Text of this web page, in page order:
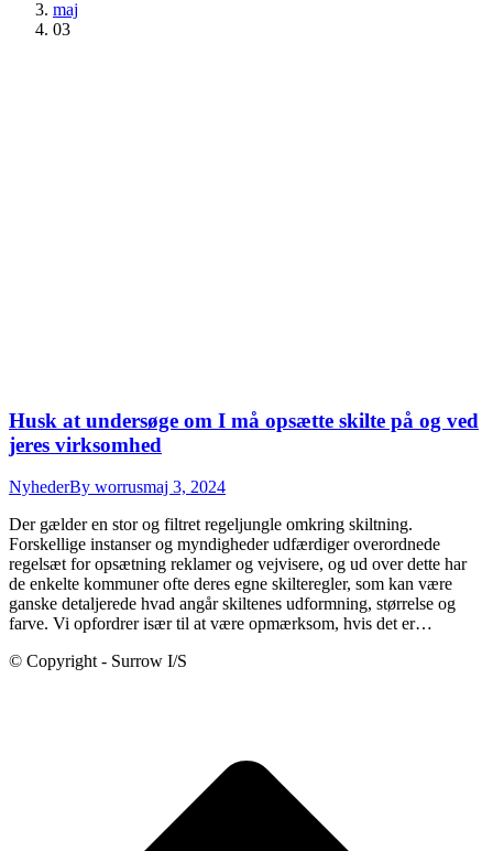
maj
03
Husk at undersøge om I må opsætte skilte på og ved
jeres virksomhed
NyhederBy worrusmaj 3, 2024
Der gælder en stor og filtret regeljungle omkring skiltning.
Forskellige instanser og myndigheder udfærdiger overordnede
regelsæt for opsætning reklamer og vejvisere, og ud over dette har
de enkelte kommuner ofte deres egne skilteregler, som kan være
ganske detaljerede hvad angår skiltenes udformning, størrelse og
farve. Vi opfordrer især til at være opmærksom, hvis det er…
© Copyright - Surrow I/S